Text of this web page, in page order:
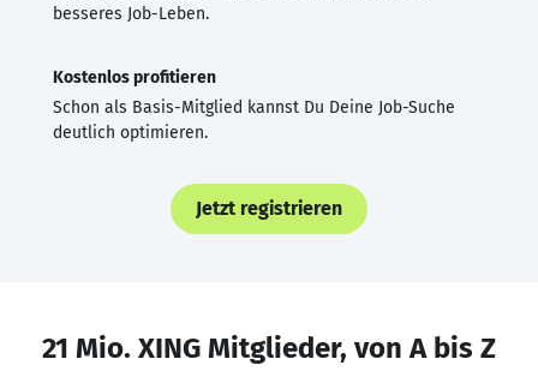
besseres Job-Leben.
Kostenlos profitieren
Schon als Basis-Mitglied kannst Du Deine Job-Suche
deutlich optimieren.
Jetzt registrieren
21 Mio. XING Mitglieder, von A bis Z